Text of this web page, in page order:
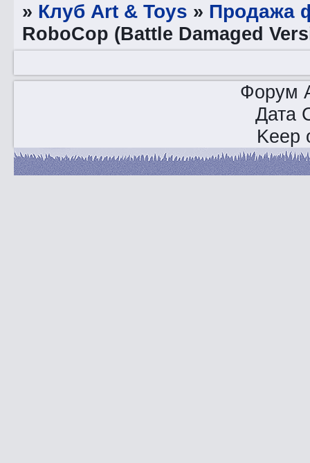
» Клуб Art & Toys » Продажа
RoboCop (Battle Damaged
Форум
Дата
Keep